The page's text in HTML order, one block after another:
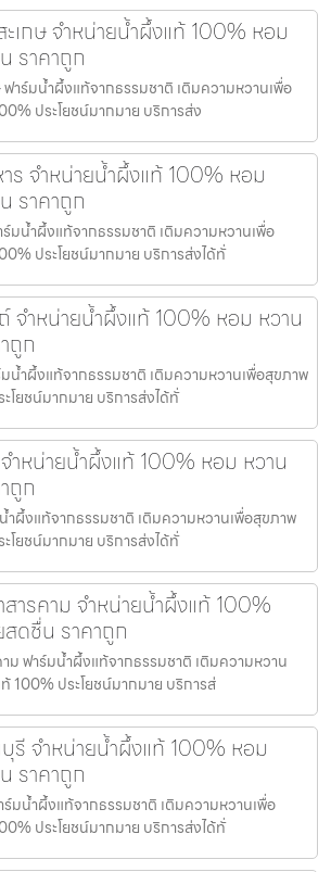
เกษ จำหน่ายน้ำผึ้งแท้ 100% หอม
ราคาถูก
าร์มน้ำผึ้งแท้จากธรรมชาติ เติมความหวานเพื่อ
ประโยชน์มากมาย บริการส่ง
ร จำหน่ายน้ำผึ้งแท้ 100% หอม
ราคาถูก
มน้ำผึ้งแท้จากธรรมชาติ เติมความหวานเพื่อ
ประโยชน์มากมาย บริการส่งได้ทั่
จำหน่ายน้ำผึ้งแท้ 100% หอม หวาน
ถูก
ำผึ้งแท้จากธรรมชาติ เติมความหวานเพื่อสุขภาพ
โยชน์มากมาย บริการส่งได้ทั่
ำหน่ายน้ำผึ้งแท้ 100% หอม หวาน
ถูก
ผึ้งแท้จากธรรมชาติ เติมความหวานเพื่อสุขภาพ
โยชน์มากมาย บริการส่งได้ทั่
ารคาม จำหน่ายน้ำผึ้งแท้ 100%
ดชื่น ราคาถูก
ม ฟาร์มน้ำผึ้งแท้จากธรรมชาติ เติมความหวาน
100% ประโยชน์มากมาย บริการส่
จำหน่ายน้ำผึ้งแท้ 100% หอม
ราคาถูก
น้ำผึ้งแท้จากธรรมชาติ เติมความหวานเพื่อ
ประโยชน์มากมาย บริการส่งได้ทั่